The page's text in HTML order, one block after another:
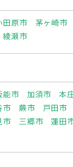
田原市 茅ヶ崎市
綾瀬市
能市 加須市 本
市 蕨市 戸田市
市 三郷市 蓮田